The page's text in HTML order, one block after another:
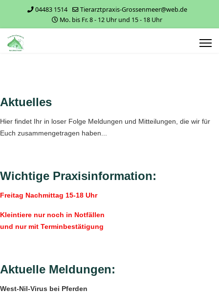
04483 1514
Tierarztpraxis-Grossenmeer@web.de
Mo. bis Fr. 8 - 12 Uhr und 15 - 18 Uhr
Aktuelles
Hier findet Ihr in loser Folge Meldungen und Mitteilungen, die wir für
Euch zusammengetragen haben...
Wichtige Praxisinformation:
Freitag Nachmittag 15-18 Uhr
Kleintiere nur noch in Notfällen
und nur mit Terminbestätigung
Aktuelle Meldungen:
West-Nil-Virus bei Pferden